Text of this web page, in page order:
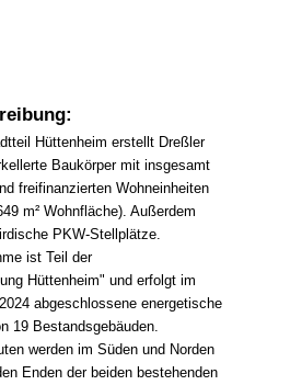
Hüttenheim erstellt Dreßler
Baukörper mit insgesamt
freifinanzierten Wohneinheiten
m² Wohnfläche). Außerdem
PKW-Stellplätze.
ist Teil der
Hüttenheim" und erfolgt im
abgeschlossene energetische
19 Bestandsgebäuden.
werden im Süden und Norden
Enden der beiden bestehenden